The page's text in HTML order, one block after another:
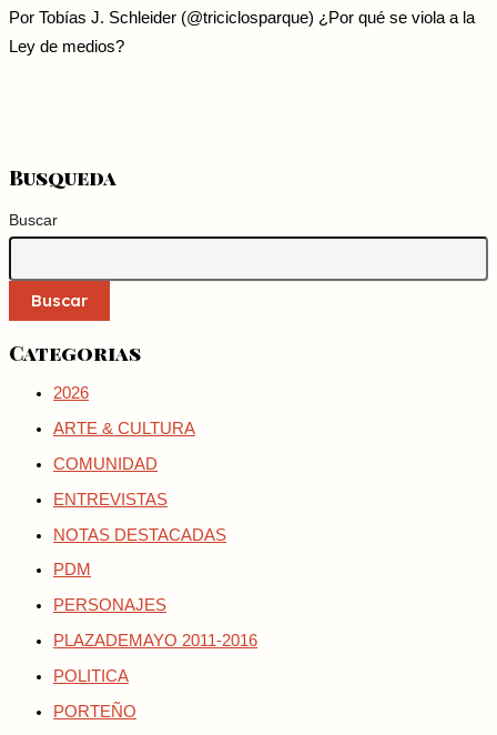
Por Tobías J. Schleider (@triciclosparque) ¿Por qué se viola a la
Ley de medios?
Busqueda
Buscar
Buscar
Categorias
2026
ARTE & CULTURA
COMUNIDAD
ENTREVISTAS
NOTAS DESTACADAS
PDM
PERSONAJES
PLAZADEMAYO 2011-2016
POLITICA
PORTEÑO